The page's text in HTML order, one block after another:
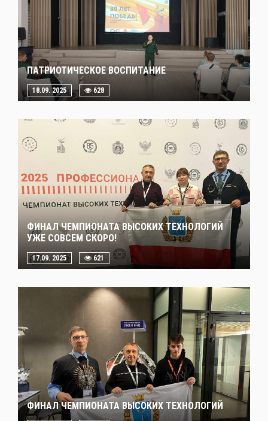
ПАТРИОТИЧЕСКОЕ ВОСПИТАНИЕ
18.09. 2025 628
ФИНАЛ ЧЕМПИОНАТА ВЫСОКИХ ТЕХНОЛОГИЙ
УЖЕ СОВСЕМ СКОРО!
17.09. 2025 621
ФИНАЛ ЧЕМПИОНАТА ВЫСОКИХ ТЕХНОЛОГИЙ